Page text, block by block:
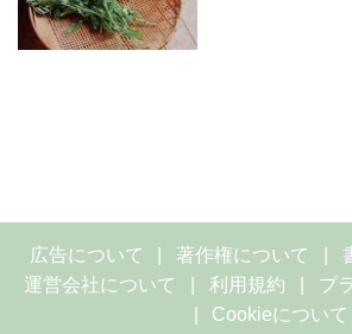
広告について 著作権について
運営会社について
利用規約
プ
Cookieについて